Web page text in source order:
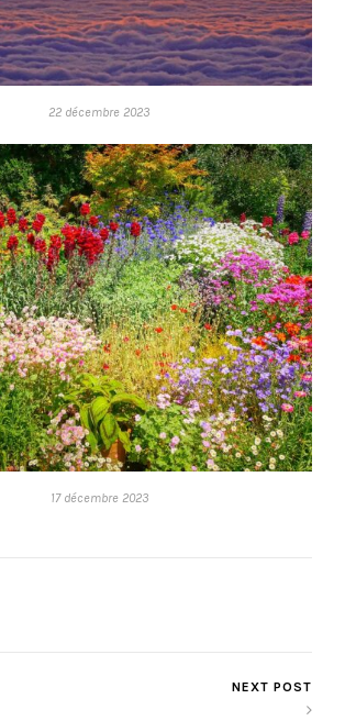
22 décembre 2023
17 décembre 2023
NEXT POST